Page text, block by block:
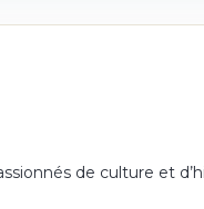
de culture et